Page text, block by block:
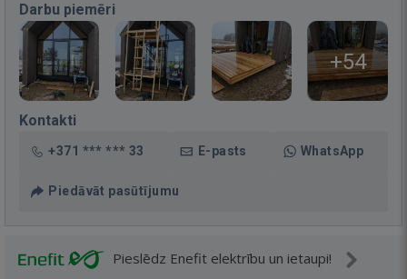
Darbu piemēri
+54
Kontakti
+371 *** *** 33 E-pasts WhatsApp
Piedāvāt pasūtījumu
Pieslēdz Enefit elektrību un ietaupi!